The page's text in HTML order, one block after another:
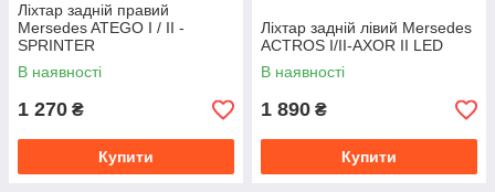
Ліхтар задній правий
Mersedes ATEGO I / II -
SPRINTER
В наявності
1 270 ₴
Купити
Ліхтар задній лівий Mersedes
ACTROS I/II-AXOR II LED
В наявності
1 890 ₴
Купити